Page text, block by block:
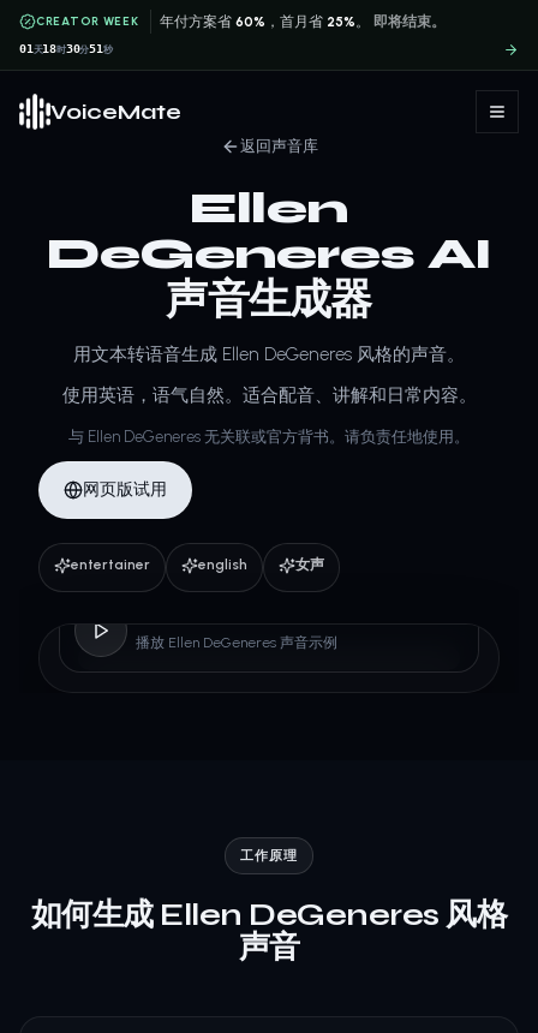
CREATOR WEEK 年付方案省60% ，首月省 25%。 即将结束。
01天18时30分51 秒
VoiceMate
返回声音库
Ellen
DeGeneres AI
声音生成器
用文本转语音生成 Ellen DeGeneres 风格的声音。
使用英语，语气自然。适合配音、讲解和日常内容。
与 Ellen DeGeneres 无关联或官方背书。请负责任地使用。
网页版试用
entertainer english 女声
播放 Ellen DeGeneres 声音示例
工作原理
如何生成 Ellen DeGeneres 风格
声音